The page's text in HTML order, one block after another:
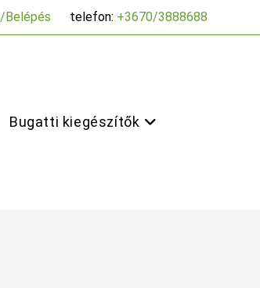
Belépés telefon: +3670/3888688
Bugatti kiegészítők